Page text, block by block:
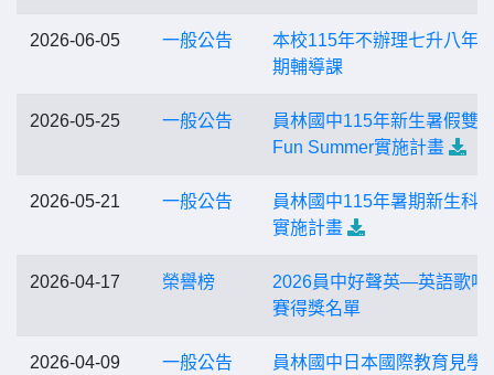
2026-06-05 一般公告
本校115年不辦理七升八年
期輔導課
2026-05-25 一般公告
員林國中115年新生暑假雙
Fun Summer實施計畫
2026-05-21 一般公告
員林國中115年暑期新生科
實施計畫
2026-04-17 榮譽榜
2026員中好聲英—英語歌唱
賽得獎名單
2026-04-09 一般公告
員林國中日本國際教育見學